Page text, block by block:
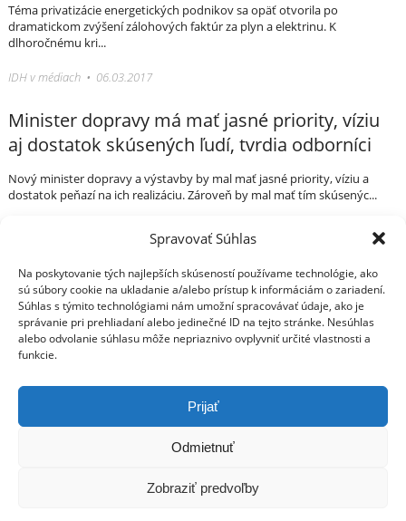
Spravovať Súhlas
Na poskytovanie tých najlepších skúseností používame technológie, ako
sú súbory cookie na ukladanie a/alebo prístup k informáciám o zariadení.
Súhlas s týmito technológiami nám umožní spracovávať údaje, ako je
správanie pri prehliadaní alebo jedinečné ID na tejto stránke. Nesúhlas
alebo odvolanie súhlasu môže nepriaznivo ovplyvniť určité vlastnosti a
funkcie.
Prijať
Odmietnuť
Zobraziť predvoľby
Téma privatizácie energetických podnikov sa opäť otvorila po
dramatickom zvýšení zálohových faktúr za plyn a elektrinu. K
dlhoročnému kri...
IDH v médiach • 06.03.2017
Minister dopravy má mať jasné priority, víziu
aj dostatok skúsených ľudí, tvrdia odborníci
Nový minister dopravy a výstavby by mal mať jasné priority, víziu a
dostatok peňazí na ich realizáciu. Zároveň by mal mať tím skúsenýc...
Váš sprievodca svetom infraštruktúry a
ekonomiky
Press Centrum
IDH v médiach
Tlačové správy
Blog
Press
Poukážte nám 2% z dane
„Kde vidíme Slovensko o 10 rokov“